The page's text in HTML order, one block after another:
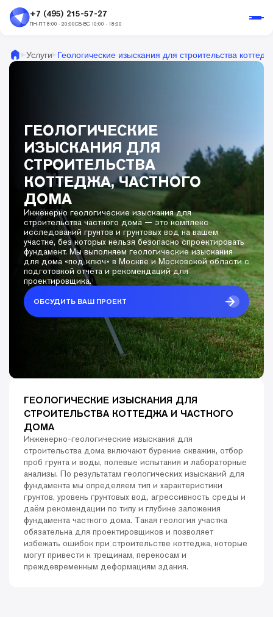
+7 (495) 215-57-27
ПН-ПТ 8:00 - 20:00СБ-ВС 10:00 - 18:00
Услуги Геологические изыскания для строительства
ГЕОЛОГИЧЕСКИЕ
ИЗЫСКАНИЯ ДЛЯ
СТРОИТЕЛЬСТВА
КОТТЕДЖА, ЧАСТНОГО
ДОМА
Инженерно геологические изыскания для
строительства частного дома — это комплекс
исследований грунтов и грунтовых вод на вашем
участке, без которых нельзя безопасно спроектировать
фундамент. Мы выполняем геологические изыскания
для дома «под ключ» в Москве и Московской области с
подготовкой отчёта и рекомендаций для
проектировщика.
ОБСУДИТЬ ВАШ ПРОЕКТ
ГЕОЛОГИЧЕСКИЕ ИЗЫСКАНИЯ ДЛЯ
СТРОИТЕЛЬСТВА КОТТЕДЖА И ЧАСТНОГО
ДОМА
Инженерно-геологические изыскания для
строительства дома включают бурение скважин, отбор
проб грунта и воды, полевые испытания и лабораторные
анализы. По результатам геологических изысканий для
фундамента мы определяем тип и характеристики
грунтов, уровень грунтовых вод, агрессивность среды и
даём рекомендации по типу и глубине заложения
фундамента частного дома. Такая геология участка
обязательна для проектировщиков и позволяет
избежать ошибок при строительстве коттеджа, которые
могут привести к трещинам, перекосам и
преждевременным деформациям здания.